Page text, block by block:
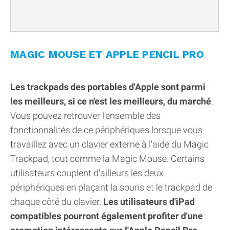
MAGIC MOUSE ET APPLE PENCIL PRO
Les trackpads des portables d'Apple sont parmi
les meilleurs, si ce n'est les meilleurs, du marché.
Vous pouvez retrouver l'ensemble des
fonctionnalités de ce périphériques lorsque vous
travaillez avec un clavier externe à l'aide du Magic
Trackpad, tout comme la Magic Mouse. Certains
utilisateurs couplent d'ailleurs les deux
périphériques en plaçant la souris et le trackpad de
chaque côté du clavier. Les utilisateurs d'iPad
compatibles pourront également profiter d'une